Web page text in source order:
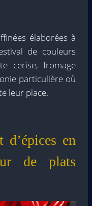
élaborées à
de couleurs
cerise, fromage
particulière où
leur place.
en
de plats